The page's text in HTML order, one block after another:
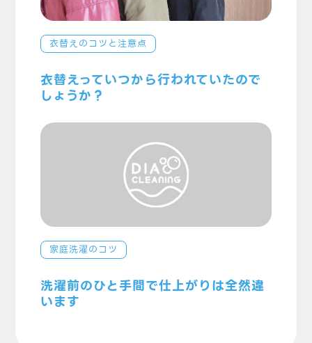
衣替えのコツと注意点
衣替えっていつから行われていたので
しょうか？
家庭洗濯のコツ
洗濯前のひと手間で仕上がりは全然違
います